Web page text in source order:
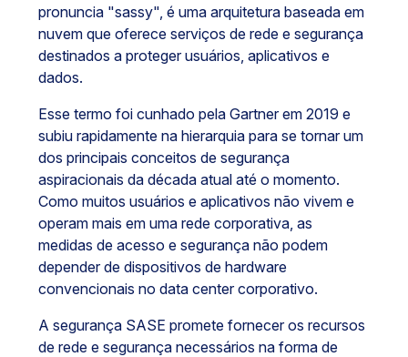
pronuncia "sassy", é uma arquitetura baseada em
nuvem que oferece serviços de rede e segurança
destinados a proteger usuários, aplicativos e
dados.
Esse termo foi cunhado pela Gartner em 2019 e
subiu rapidamente na hierarquia para se tornar um
dos principais conceitos de segurança
aspiracionais da década atual até o momento.
Como muitos usuários e aplicativos não vivem e
operam mais em uma rede corporativa, as
medidas de acesso e segurança não podem
depender de dispositivos de hardware
convencionais no data center corporativo.
A segurança SASE promete fornecer os recursos
de rede e segurança necessários na forma de